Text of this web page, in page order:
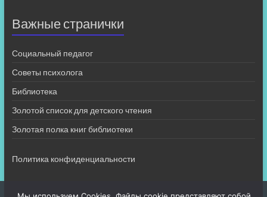
Важные странички
Социальный педагог
Советы психолога
Библиотека
Золотой список для детского чтения
Золотая полка книг библиотеки
Политика конфиденциальности